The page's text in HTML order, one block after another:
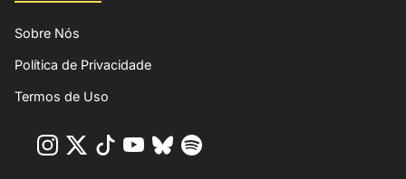
Sobre Nós
Política de Privacidade
Termos de Uso